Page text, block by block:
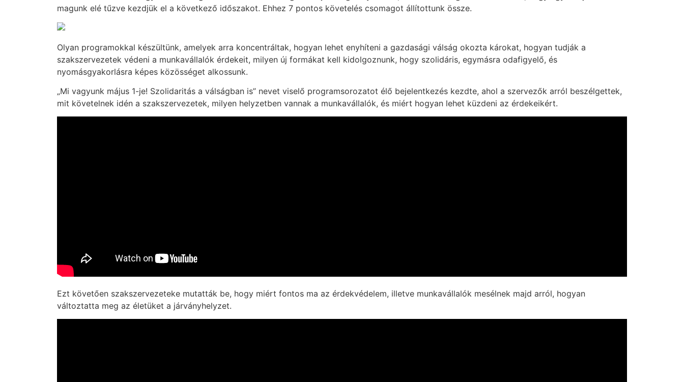
magunk elé tűzve kezdjük el a következő időszakot. Ehhez 7 pontos követelés csomagot állítottunk össze.
Olyan programokkal készültünk, amelyek arra koncentráltak, hogyan lehet enyhíteni a gazdasági válság okozta károkat, hogyan tudják a
szakszervezetek védeni a munkavállalók érdekeit, milyen új formákat kell kidolgoznunk, hogy szolidáris, egymásra odafigyelő, és
nyomásgyakorlásra képes közösséget alkossunk.
„Mi vagyunk május 1-je! Szolidaritás a válságban is” nevet viselő programsorozatot élő bejelentkezés kezdte, ahol a szervezők arról beszélgettek,
mit követelnek idén a szakszervezetek, milyen helyzetben vannak a munkavállalók, és miért hogyan lehet küzdeni az érdekeikért.
Ezt követően szakszervezeteke mutatták be, hogy miért fontos ma az érdekvédelem, illetve munkavállalók mesélnek majd arról, hogyan
változtatta meg az életüket a járványhelyzet.